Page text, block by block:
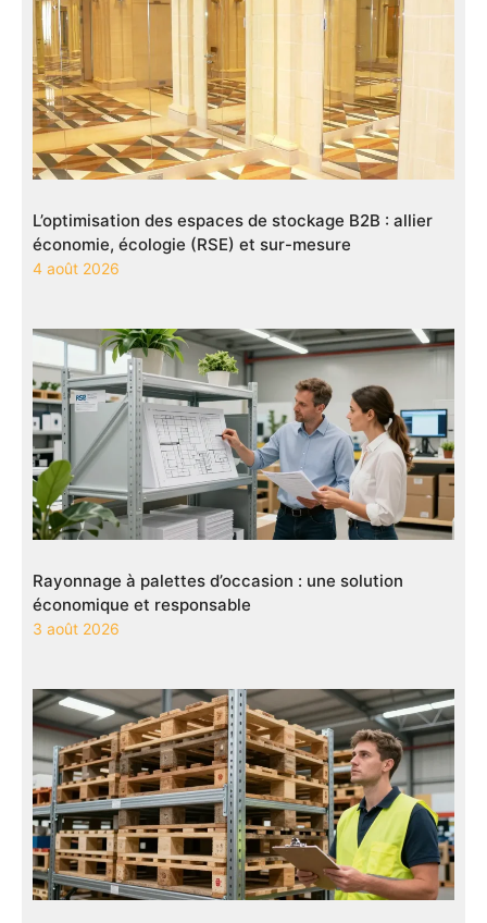
L’optimisation des espaces de stockage B2B : allier
économie, écologie (RSE) et sur-mesure
4 août 2026
Rayonnage à palettes d’occasion : une solution
économique et responsable
3 août 2026